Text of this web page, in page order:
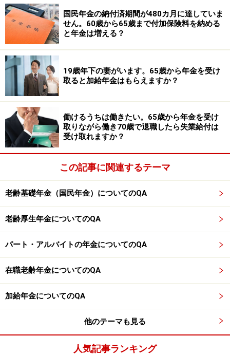
※年金プチ相談コーナーに取り上げてほしい質問がある
人は
こちらから応募するか、コメント欄への書き込みを
お願いします。
※記事内容は執筆時点のものです。最新の内容をご確認くださ
い。
本記事の内容は一般的な情報提供を目的としており、特定の金融
商品や投資行動を推奨するものではありません。
投資や資産運用に関する最終的なご判断はご自身の責任において
行ってください。
掲載情報の正確性・完全性については十分に配慮しております
が、その内容を保証するものではなく、これに基づく損失・損害
などについて当社は一切の責任を負いません。
最新の情報や詳細については、必ず各金融機関やサービス提供者
の公式情報をご確認ください。
【編集部からのお知らせ】
・「家計」について、アンケート（2026/8/31まで）
を実施
中です！
※抽選で20名にAmazonギフト券1000円分プレゼント
※謝礼付きの限定アンケートやモニター企画に参加が可能に
なります
国民年金の納付済期間が480カ月に達していま
せん。60歳から65歳まで付加保険料を納める
と年金は増える？
19歳年下の妻がいます。65歳から年金を受け
取ると加給年金はもらえますか？
働けるうちは働きたい。65歳から年金を受け
取りながら働き70歳で退職したら失業給付は
受け取れますか？
この記事に関連するテーマ
老齢基礎年金（国民年金）についてのQA
老齢厚生年金についてのQA
パート・アルバイトの年金についてのQA
在職老齢年金についてのQA
加給年金についてのQA
他のテーマも見る
人気記事ランキング